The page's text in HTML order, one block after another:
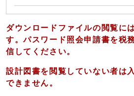
ダウンロードファイルの閲覧に
す。パスワード照会申請書を税
信してください。
設計図書を閲覧していない者は
できません。